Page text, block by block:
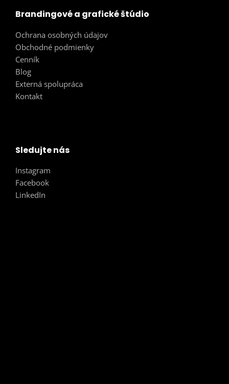
Brandingové a grafické štúdio
Ochrana osobných údajov
Obchodné podmienky
Cenník
Blog
Externá spolupráca
Kontakt
Sledujte nás
Instagram
Facebook
LinkedIn